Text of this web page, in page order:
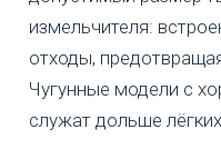
измельчителя:
отходы,
Чугунные модели с
служат дольше